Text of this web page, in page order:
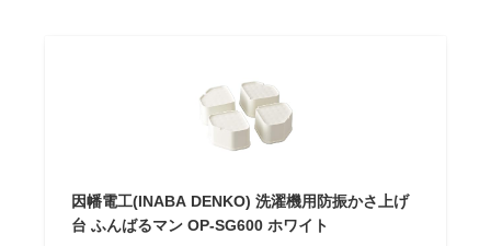
因幡電工(INABA DENKO) 洗濯機用防振かさ上げ
台 ふんばるマン OP-SG600 ホワイト